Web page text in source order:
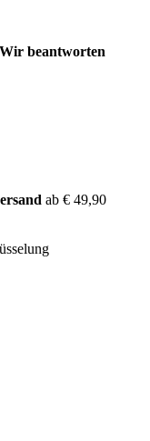
beantworten
ab € 49,90